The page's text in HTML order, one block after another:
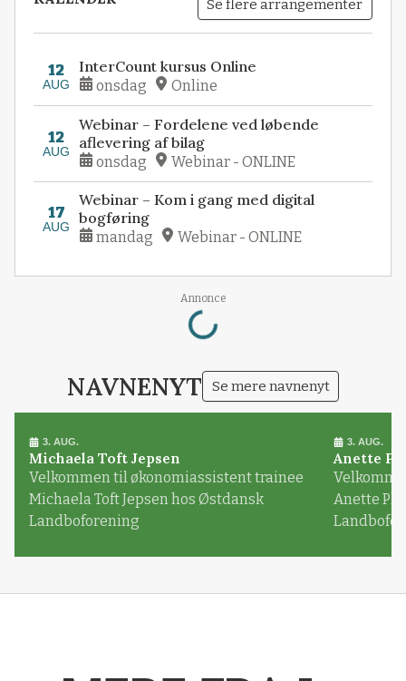
Se flere arrangementer
12
AUG
InterCount kursus Online
onsdag Online
12
AUG
Webinar – Fordelene ved løbende
aflevering af bilag
onsdag Webinar - ONLINE
17
AUG
Webinar – Kom i gang med digital
bogføring
mandag Webinar - ONLINE
Annonce
Loading...
NAVNENYT Se mere navnenyt
3. AUG.
Michaela Toft Jepsen
Velkommen til økonomiassistent trainee
Michaela Toft Jepsen hos Østdansk
Landboforening
3. AUG.
Anette
Anette